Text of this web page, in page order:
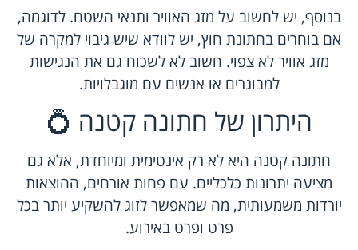
בנוסף, יש לחשוב על מזג האוויר ותנאי השטח. לדוגמה,
אם בוחרים בחתונת חוץ, יש לוודא שיש גיבוי למקרה של
מזג אוויר לא צפוי. חשוב לא לשכוח גם את הנגישות
למבוגרים או אנשים עם מוגבלויות.
היתרון של חתונה קטנה 💍
חתונה קטנה היא לא רק אינטימית ומיוחדת, אלא גם
מציעה יתרונות כלכליים. עם פחות אורחים, ההוצאות
יורדות משמעותית, מה שמאפשר לזוג להשקיע יותר בכל
פרט ופרט באירוע.